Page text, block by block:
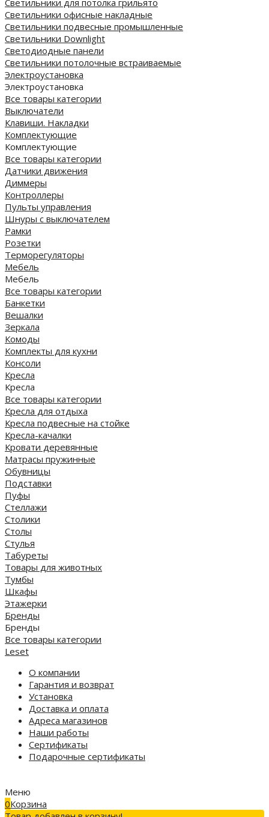
Светильники для потолка грильято
Светильники офисные накладные
Светильники подвесные промышленные
Светильники Downlight
Светодиодные панели
Cветильники потолочные встраиваемые
Электроустановка
Электроустановка
Все товары категории
Выключатели
Клавиши. Накладки
Комплектующие
Комплектующие
Все товары категории
Датчики движения
Диммеры
Контроллеры
Пульты управления
Шнуры с выключателем
Рамки
Розетки
Терморегуляторы
Мебель
Мебель
Все товары категории
Банкетки
Вешалки
Зеркала
Комоды
Комплекты для кухни
Консоли
Кресла
Кресла
Все товары категории
Кресла для отдыха
Кресла подвесные на стойке
Кресла-качалки
Кровати деревянные
Матрасы пружинные
Обувницы
Подставки
Пуфы
Стеллажи
Столики
Столы
Стулья
Табуреты
Товары для животных
Тумбы
Шкафы
Этажерки
Бренды
Бренды
Все товары категории
Leset
О компании
Гарантия и возврат
Установка
Доставка и оплата
Адреса магазинов
Наши работы
Сертификаты
Подарочные сертификаты
Меню
0Корзина